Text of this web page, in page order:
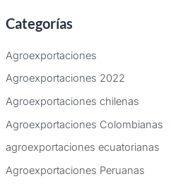
Categorías
Agroexportaciones
Agroexportaciones 2022
Agroexportaciones chilenas
Agroexportaciones Colombianas
agroexportaciones ecuatorianas
Agroexportaciones Peruanas